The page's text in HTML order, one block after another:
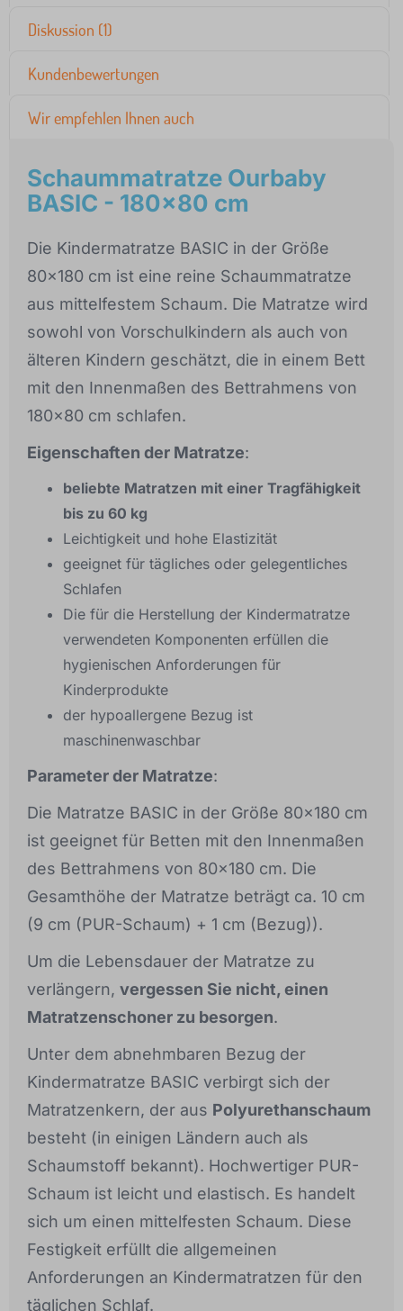
Diskussion (1)
Kundenbewertungen
Wir empfehlen Ihnen auch
Schaummatratze Ourbaby
BASIC - 180x80 cm
Die Kindermatratze BASIC in der Größe
80x180 cm ist eine reine Schaummatratze
aus mittelfestem Schaum. Die Matratze wird
sowohl von Vorschulkindern als auch von
älteren Kindern geschätzt, die in einem Bett
mit den Innenmaßen des Bettrahmens von
180x80 cm schlafen.
Eigenschaften der Matratze:
beliebte Matratzen mit einer Tragfähigkeit
bis zu 60 kg
Leichtigkeit und hohe Elastizität
geeignet für tägliches oder gelegentliches
Schlafen
Die für die Herstellung der Kindermatratze
verwendeten Komponenten erfüllen die
hygienischen Anforderungen für
Kinderprodukte
der hypoallergene Bezug ist
maschinenwaschbar
Parameter der Matratze:
Die Matratze BASIC in der Größe 80x180 cm
ist geeignet für Betten mit den Innenmaßen
des Bettrahmens von 80x180 cm. Die
Gesamthöhe der Matratze beträgt ca. 10 cm
(9 cm (PUR-Schaum) + 1 cm (Bezug)).
Um die Lebensdauer der Matratze zu
verlängern, vergessen Sie nicht, einen
Matratzenschoner zu besorgen.
Unter dem abnehmbaren Bezug der
Kindermatratze BASIC verbirgt sich der
Matratzenkern, der aus Polyurethanschaum
besteht (in einigen Ländern auch als
Schaumstoff bekannt). Hochwertiger PUR-
Schaum ist leicht und elastisch. Es handelt
sich um einen mittelfesten Schaum. Diese
Festigkeit erfüllt die allgemeinen
Anforderungen an Kindermatratzen für den
täglichen Schlaf.